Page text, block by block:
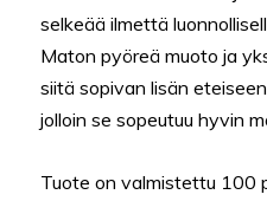
selkeää ilmettä
Maton pyöreä muoto ja
siitä sopivan lisän
jolloin se sopeutuu hyvin
Tuote on valmistettu 100